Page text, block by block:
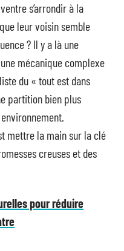
s’arrondir à la
leur voisin semble
? Il y a là une
mécanique complexe
du « tout est dans
partition bien plus
mettre la main sur la clé
creuses et des
pour réduire